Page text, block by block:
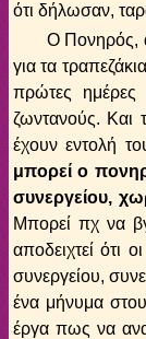
ότι δήλωσαν,
Ο Πονηρός, αν
για τα
πρώτες
ζωντανούς. Και
έχουν εντολή
μπορεί ο
συνεργείου,
Μπορεί πχ να
αποδειχτεί ότι
συνεργείου,
ένα μήνυμα
έργα πως να